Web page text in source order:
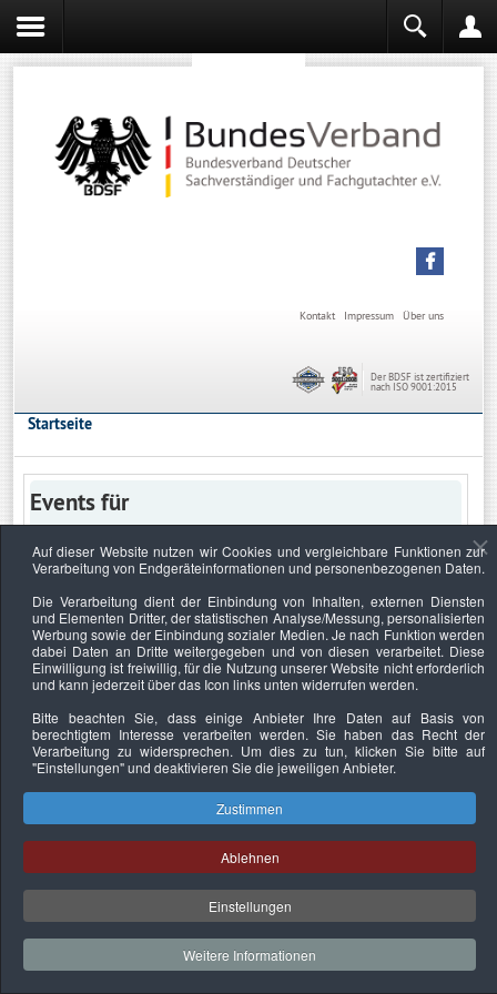
Über uns
Impressum
Kontakt
Der BDSF ist zertifiziert
nach ISO 9001:2015
Startseite
Events für
Keine Termine
Datenschutzerklärung Urheberrechtsnachweise Nachhaltigkeit
Copyright © 2026. Bundesverband Deutscher
Sachverständiger und Fachgutachter e.V..
Auf dieser Website nutzen wir Cookies und vergleichbare Funktionen zur
Verarbeitung von Endgeräteinformationen und personenbezogenen Daten.
Die Verarbeitung dient der Einbindung von Inhalten, externen Diensten
und Elementen Dritter, der statistischen Analyse/Messung, personalisierten
Werbung sowie der Einbindung sozialer Medien. Je nach Funktion werden
dabei Daten an Dritte weitergegeben und von diesen verarbeitet. Diese
Einwilligung ist freiwillig, für die Nutzung unserer Website nicht erforderlich
und kann jederzeit über das Icon links unten widerrufen werden.
Bitte beachten Sie, dass einige Anbieter Ihre Daten auf Basis von
berechtigtem Interesse verarbeiten werden. Sie haben das Recht der
Verarbeitung zu widersprechen. Um dies zu tun, klicken Sie bitte auf
"Einstellungen"und deaktivieren Sie die jeweiligen Anbieter.
Zustimmen
Ablehnen
Einstellungen
Weitere Informationen